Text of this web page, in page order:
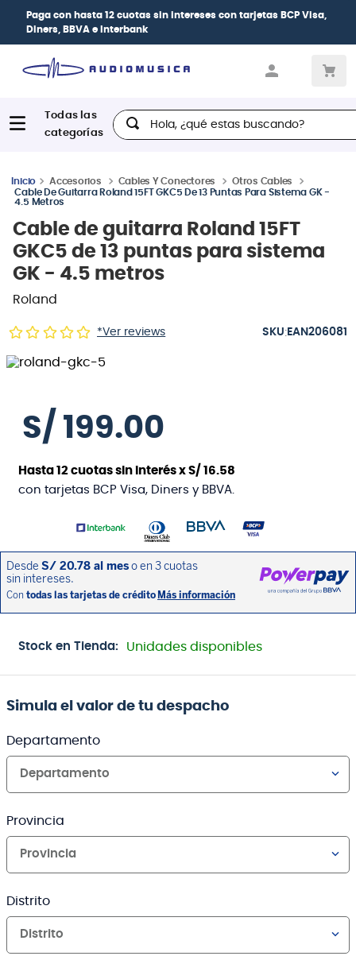
Paga con hasta 12 cuotas sin intereses con tarjetas BCP Visa,
Diners, BBVA e Interbank
Hola, ¿qué estas buscando?
Accesorios Cables Y Conectores
Otros Cables
Cable De Guitarra Roland 15FT GKC5 De 13 Puntas Para Sistema GK -
4.5 Metros
Cable de guitarra Roland 15FT
GKC5 de 13 puntas para sistema
GK - 4.5 metros
Roland
*Ver reviews :EAN206081
S/ 199.00
Hasta12 cuotas sin interés xS/ 16.58
con tarjetas BCP Visa, Diners y BBVA.
Stock en Tienda: Unidades disponibles
Simula el valor de tu despacho
Departamento
Departamento
Provincia
Provincia
Distrito
Distrito